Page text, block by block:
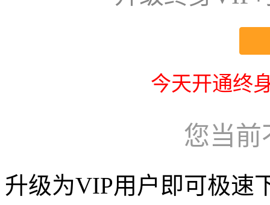
今天开通终
您当前
升级为VIP用户即可极速